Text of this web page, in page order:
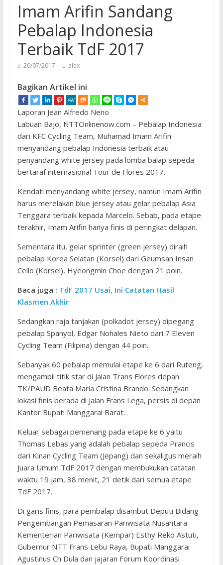
Imam Arifin Sandang
Pebalap Indonesia
Terbaik TdF 2017
20/07/2017 alex
Bagikan Artikel ini
Laporan Jean Alfredo Neno
Labuan Bajo, NTTOnlinenow.com – Pebalap Indonesia
dari KFC Cycling Team, Muhamad Imam Arifin
menyandang pebalap Indonesia terbaik atau
penyandang white jersey pada lomba balap sepeda
bertaraf internasional Tour de Flores 2017.
Kendati menyandang white jersey, namun Imam Arifin
harus merelakan blue jersey atau gelar pebalap Asia
Tenggara terbaik kepada Marcelo. Sebab, pada etape
terakhir, Imam Arifin hanya finis di peringkat delapan.
Sementara itu, gelar sprinter (green jersey) diraih
pebalap Korea Selatan (Korsel) dari Geumsan Insan
Cello (Korsel), Hyeongmin Choe dengan 21 poin.
Baca juga : TdF 2017 Usai, Ini Catatan Hasil
Klasmen Akhir
Sedangkan raja tanjakan (polkadot jersey) dipegang
pebalap Spanyol, Edgar Nohales Nieto dari 7 Eleven
Cycling Team (Filipina) dengan 44 poin.
Sebanyak 60 pebalap memulai etape ke 6 dari Ruteng,
mengambil titik star di Jalan Trans Flores depan
TK/PAUD Beata Maria Cristina Brando. Sedangkan
lokasi finis berada di Jalan Frans Lega, persis di depan
Kantor Bupati Manggarai Barat.
Keluar sebagai pemenang pada etape ke 6 yaitu
Thomas Lebas yang adalah pebalap sepeda Prancis
dari Kinan Cycling Team (Jepang) dan sekaligus meraih
Juara Umum TdF 2017 dengan membukukan catatan
waktu 19 jam, 38 menit, 21 detik dari semua etape
TdF 2017.
Di garis finis, para pembalap disambut Deputi Bidang
Pengembangan Pemasaran Pariwisata Nusantara
Kementerian Pariwisata (Kempar) Esthy Reko Astuti,
Gubernur NTT Frans Lebu Raya, Bupati Manggarai
Agustinus Ch Dula dan jajaran Forum Koordinasi